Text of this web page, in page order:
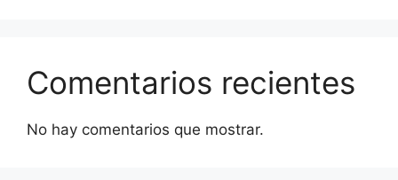
Comentarios recientes
No hay comentarios que mostrar.